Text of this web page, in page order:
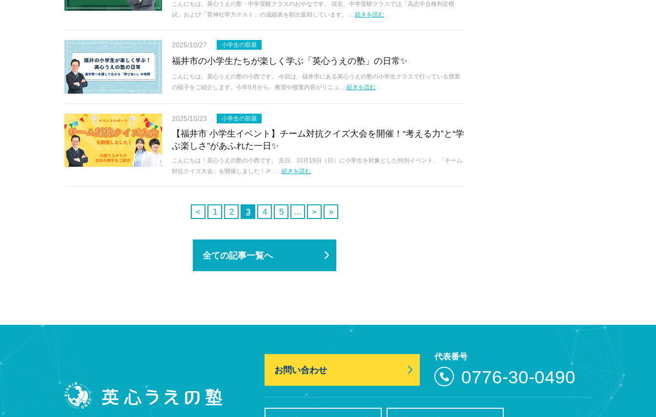
こんにちは。英心うえの塾・中学受験クラスのおやなです。 現在、中学受験クラスでは「高志中合格判定模
試」および「育伸社学力テスト」の成績表を順次返却しています。… 続きを読む
2025/10/27 小学生の部屋
福井市の小学生たちが楽しく学ぶ「英心うえの塾」の日常✨
こんにちは。英心うえの塾の小西です。 今回は、福井市にある英心うえの塾の小学生クラスで行っている授業
の様子をご紹介します。今年9月から、教室や授業内容がリニュ… 続きを読む
2025/10/23 小学生の部屋
【福井市 小学生イベント】チーム対抗クイズ大会を開催！“考える力”と“学
ぶ楽しさ”があふれた一日✨
こんにちは！英心うえの塾の小西です。 先日、10月19日（日）に小学生を対象とした特別イベント、「チーム
対抗クイズ大会」を開催しました！🎉 … 続きを読む
< 1 2 3 4 5 ... > »
全ての記事一覧へ
お問い合わせ
代表番号
0776-30-0490